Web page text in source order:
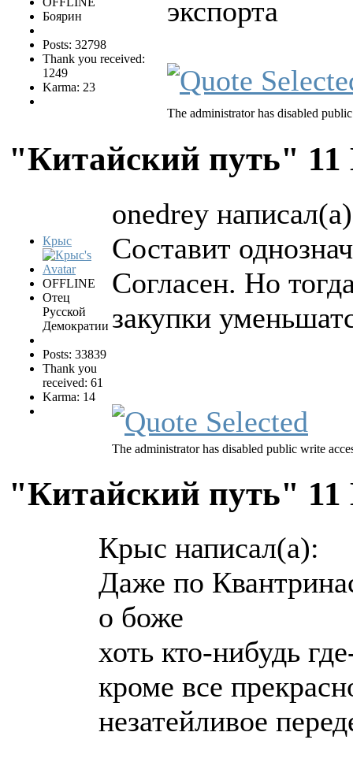
Боярин
Posts: 32798
Thank you received:
1249
Karma: 23
экспорта
The administrator has disabled
"Китайский путь"
Крыс
OFFLINE
Отец
Русской
Демократии
Posts: 33839
Thank you
received: 61
Karma: 14
onedrey
Составит
Согласен. Но
закупки
The administrator has disabled public write
"Китайский путь"
Крыс написал(а):
Даже по
о боже
хоть кто-нибудь
кроме все
незатейливое